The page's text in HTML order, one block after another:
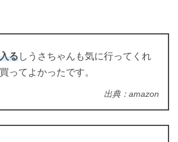
るしうさちゃんも気に行ってくれ
ってよかったです。
出典：amazon